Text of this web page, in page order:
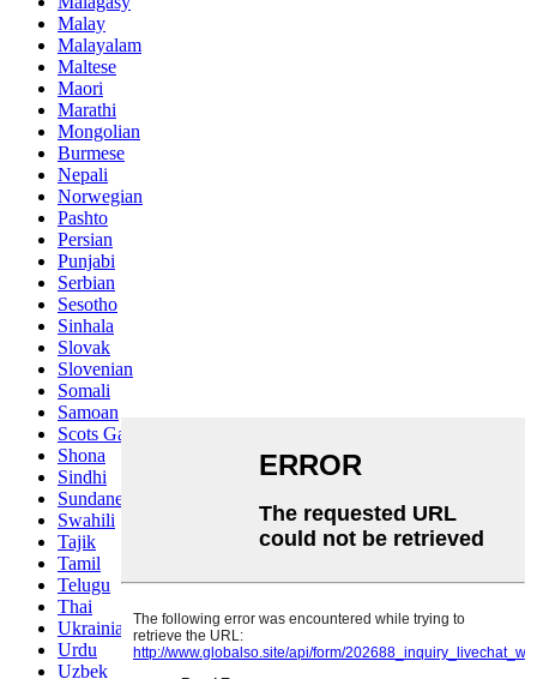
Malay
Malayalam
Maltese
Maori
Marathi
Mongolian
Burmese
Nepali
Norwegian
Pashto
Persian
Punjabi
Serbian
Sesotho
Sinhala
Slovak
Slovenian
Somali
Samoan
Scots Gaelic
Shona
Sindhi
Sundanese
Swahili
Tajik
Tamil
Telugu
Thai
Ukrainian
Urdu
Uzbek